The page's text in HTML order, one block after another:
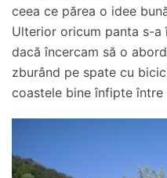
ceea ce părea o idee
Ulterior oricum panta s-
dacă încercam să o
zburând pe spate cu
coastele bine înfipte între